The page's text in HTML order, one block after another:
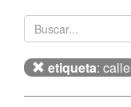
etiqueta: